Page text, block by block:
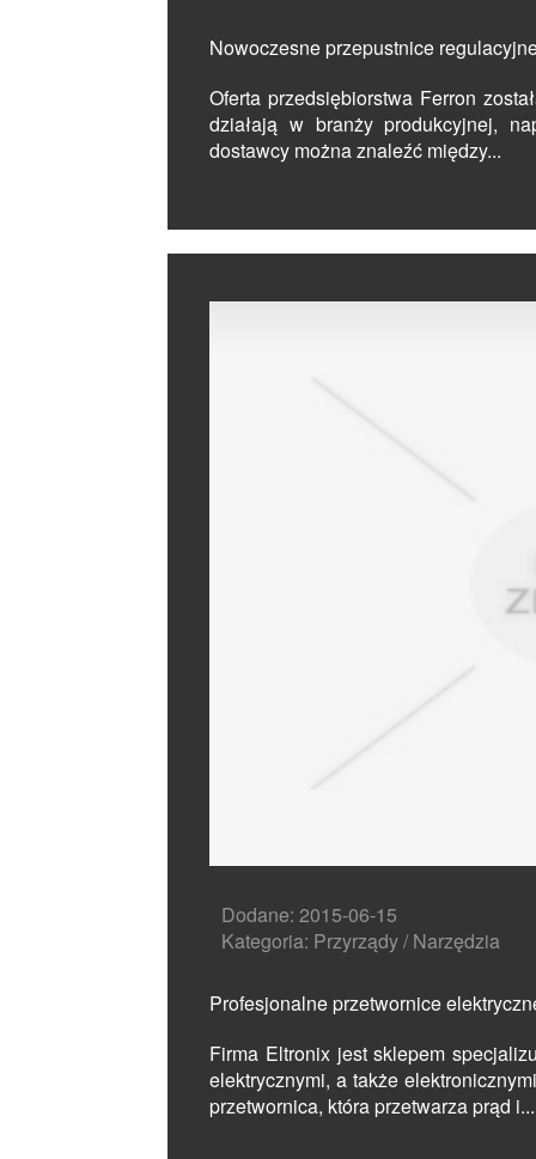
Nowoczesne przepustnice
Oferta przedsiębiorstwa Ferron
działają w branży produkcyjnej,
dostawcy można znaleźć między...
Dodane: 2015-06-15
Kategoria: Przyrządy / Narzędzia
Profesjonalne przetwornice
Firma Eltronix jest sklepem
elektrycznymi, a także
przetwornica, która przetwarza prąd i...